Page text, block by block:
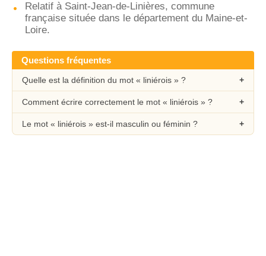
Relatif à Saint-Jean-de-Linières, commune
française située dans le département du Maine-et-
Loire.
Questions fréquentes
Quelle est la définition du mot « liniérois » ?
Comment écrire correctement le mot « liniérois » ?
Le mot « liniérois » est-il masculin ou féminin ?